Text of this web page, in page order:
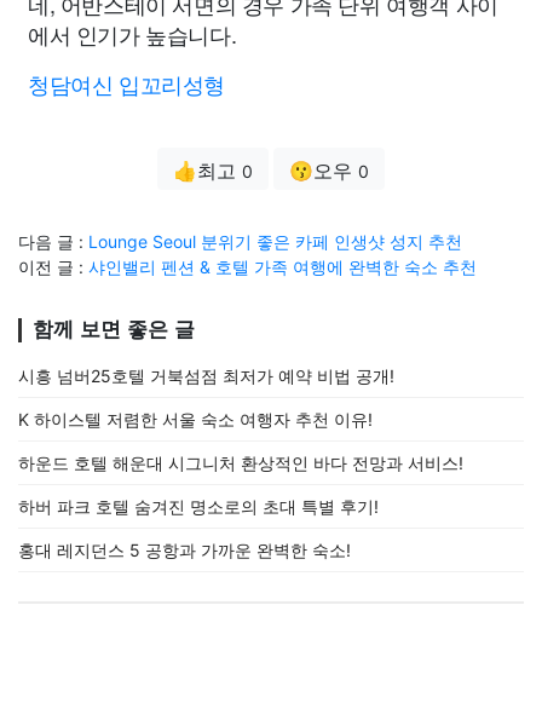
에서 인기가 높습니다.
청담여신 입꼬리성형
👍최고 0 😗오우 0
다음 글 : Lounge Seoul 분위기 좋은 카페 인생샷 성지 추천
이전 글 : 샤인밸리 펜션 & 호텔 가족 여행에 완벽한 숙소 추천
함께 보면 좋은 글
시흥 넘버25호텔 거북섬점 최저가 예약 비법 공개!
K 하이스텔 저렴한 서울 숙소 여행자 추천 이유!
하운드 호텔 해운대 시그니처 환상적인 바다 전망과 서비스!
하버 파크 호텔 숨겨진 명소로의 초대 특별 후기!
홍대 레지던스 5 공항과 가까운 완벽한 숙소!